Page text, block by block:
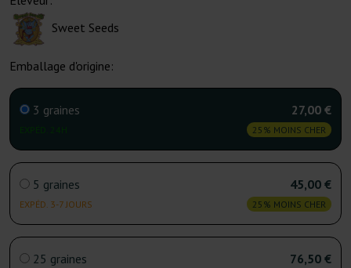
Sweet Seeds
Emballage d'origine:
3 graines 27,00 €
25% MOINS CHER
5 graines
EXPÉD. 3-7 JOURS
45,00 €
25% MOINS CHER
25 graines 76,50 €